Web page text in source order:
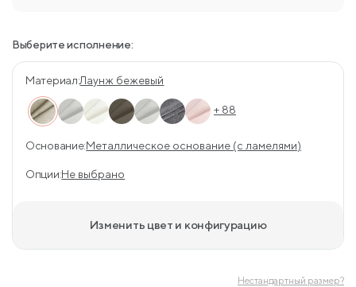
Выберите исполнение:
Материал:Лаунж бежевый
+ 88
Основание:Металлическое основание (с ламелями)
Опции:Не выбрано
Изменить цвет и конфигурацию
Нестандартный размер?